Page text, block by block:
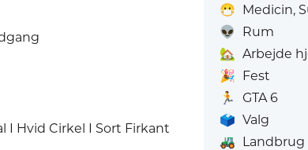
I Hvid Cirkel I Sort Firkant
😷 Medicin,
👽
Rum
🏡 Arbejde
🎉 Fest
🏃
GTA 6
🗳️ Valg
🚜 Landbrug